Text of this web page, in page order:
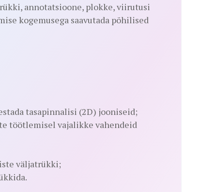
annotatsioone, plokke, viirutusi
kogemusega saavutada põhilised
tasapinnalisi (2D) jooniseid;
töötlemisel vajalikke vahendeid
väljatrükki;